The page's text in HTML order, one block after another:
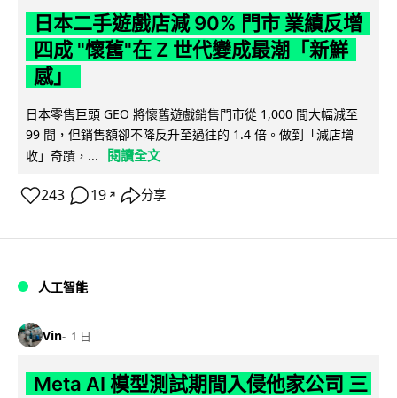
日本二手遊戲店減 90% 門市 業績反增
四成 "懷舊"在 Z 世代變成最潮「新鮮
感」
日本零售巨頭 GEO 將懷舊遊戲銷售門市從 1,000 間大幅減至
99 間，但銷售額卻不降反升至過往的 1.4 倍。做到「減店增
收」奇蹟，...
閱讀全文
243 19 ↗ 分享
人工智能
Vin 1 日
Meta AI 模型測試期間入侵他家公司 三